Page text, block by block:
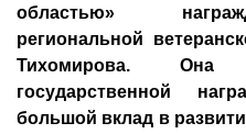
областью»
региональной
Тихомирова. Она
государственной
большой вклад в